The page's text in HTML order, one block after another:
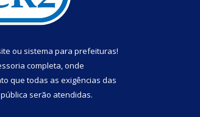
ou sistema para prefeituras!
completa, onde
que todas as exigências das
serão atendidas.